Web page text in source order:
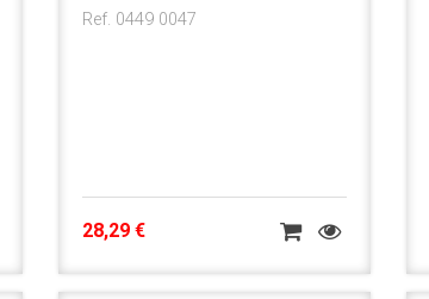
Ref. 0449 0047
28,29 €